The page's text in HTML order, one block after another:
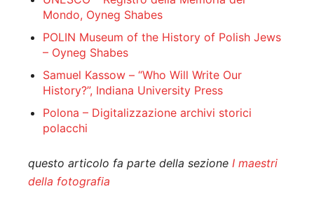
Mondo, Oyneg Shabes
POLIN Museum of the History of Polish Jews
– Oyneg Shabes
Samuel Kassow – “Who Will Write Our
History?”, Indiana University Press
Polona – Digitalizzazione archivi storici
polacchi
questo articolo fa parte della sezione I maestri
della fotografia